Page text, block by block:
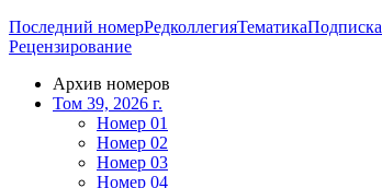
Последний номерРедколлегияТематикаПодписка
Рецензирование
Архив номеров
Том 39, 2026 г.
Номер 01
Номер 02
Номер 03
Номер 04